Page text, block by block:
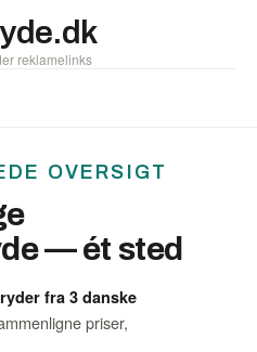
reklamelinks
OVERSIGT
— ét sted
fra 3 danske
priser,